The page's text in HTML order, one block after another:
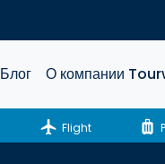
Блог О компании
flight Flight luggage